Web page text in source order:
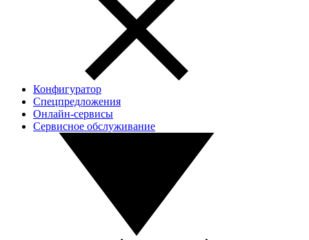
Конфигуратор
Спецпредложения
Онлайн-сервисы
Сервисное обслуживание